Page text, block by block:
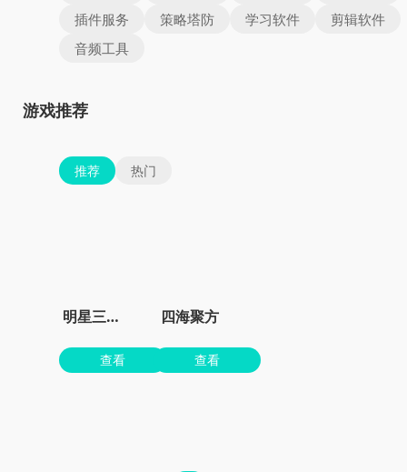
插件服务
策略塔防 学习软件
剪辑软件
音频工具
游戏推荐
推荐 热门
明星三缺一麻将手机版
查看
四海聚方
查看